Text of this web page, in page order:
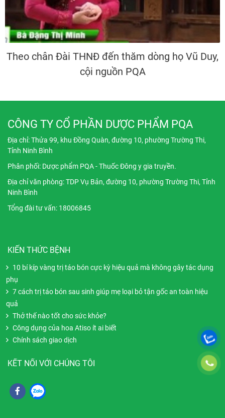
Theo chân Đài THNĐ đến thăm dòng họ Vũ Duy,
cội nguồn PQA
CÔNG TY CỔ PHẦN DƯỢC PHẨM PQA
Địa chỉ:Thửa 99, khu Đồng Quàn, đường 10, phường Trường Thi,
Tỉnh Ninh Bình
Phân phối: Dược phẩm PQA - Thuốc Đông y gia truyền.
Địa chỉvăn phòng: TDP Vụ Bản, đường 10, phường Trường Thi, Tỉnh
Ninh Bình
Tổng đài tư vấn: 18006845
KIẾN THỨC BỆNH
10 bí kíp vàng trị táo bón cực kỳ hiệu quả mà không gây tác dụng
phụ
7 cách trị táo bón sau sinh giúp mẹ loại bỏ tận gốc an toàn hiệu
quả
Thở thế nào tốt cho sức khỏe?
Công dụng của hoa Atiso ít ai biết
Chính sách giao dịch
KẾT NỐI VỚI CHÚNG TÔI